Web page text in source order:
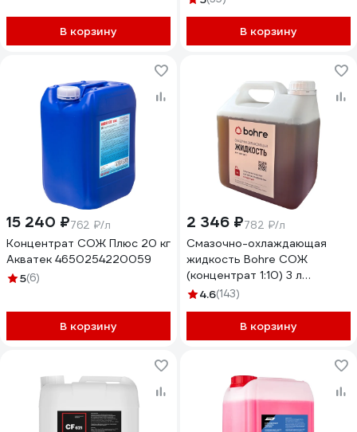
В корзину В корзину
15 240 ₽762 ₽/л
Концентрат СОЖ Плюс 20 кг
Акватек 4650254220059
5(6)
В корзину
2 346 ₽782 ₽/л
Смазочно-охлаждающая
жидкость Bohre СОЖ
(концентрат 1:10) 3 л
КБ012372
4.6(143)
В корзину